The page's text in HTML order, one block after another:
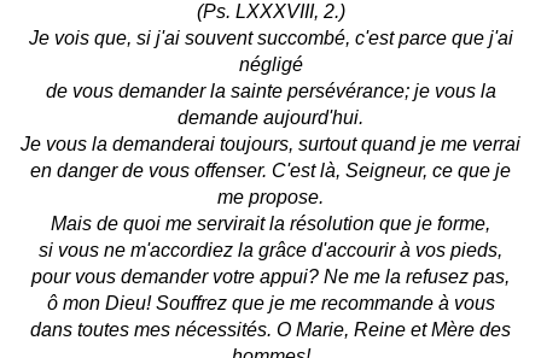
(Ps. LXXXVIII, 2.)
Je vois que, si j'ai souvent succombé, c'est parce que j'ai
négligé
de vous demander la sainte persévérance; je vous la
demande aujourd'hui.
Je vous la demanderai toujours, surtout quand je me verrai
en danger de vous offenser. C'est là, Seigneur, ce que je
me propose.
Mais de quoi me servirait la résolution que je forme,
si vous ne m'accordiez la grâce d'accourir à vos pieds,
pour vous demander votre appui? Ne me la refusez pas,
ô mon Dieu! Souffrez que je me recommande à vous
dans toutes mes nécessités. O Marie, Reine et Mère des